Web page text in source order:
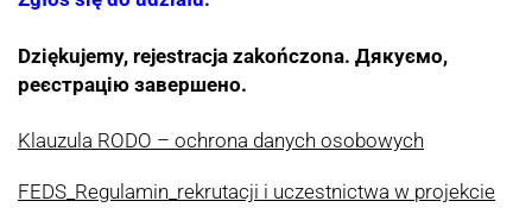
Dziękujemy, rejestracja zakończona. Дякуємо,
реєстрацію завершено.
Klauzula RODO – ochrona danych osobowych
FEDS_Regulamin_rekrutacji i uczestnictwa w projekcie